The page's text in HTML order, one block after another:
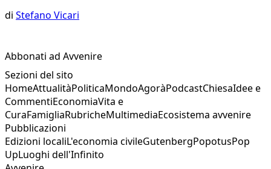
di Stefano Vicari
Abbonati ad Avvenire
Sezioni del sito
HomeAttualitàPoliticaMondoAgoràPodcastChiesaIdee e
CommentiEconomiaVita e
CuraFamigliaRubricheMultimediaEcosistema avvenire
Pubblicazioni
Edizioni localiL'economia civileGutenbergPopotusPop
UpLuoghi dell'Infinito